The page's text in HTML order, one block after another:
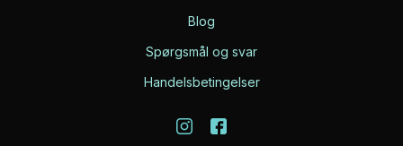
Blog
Spørgsmål og svar
Handelsbetingelser